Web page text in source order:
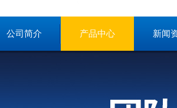
公司简介 产品中心 新闻